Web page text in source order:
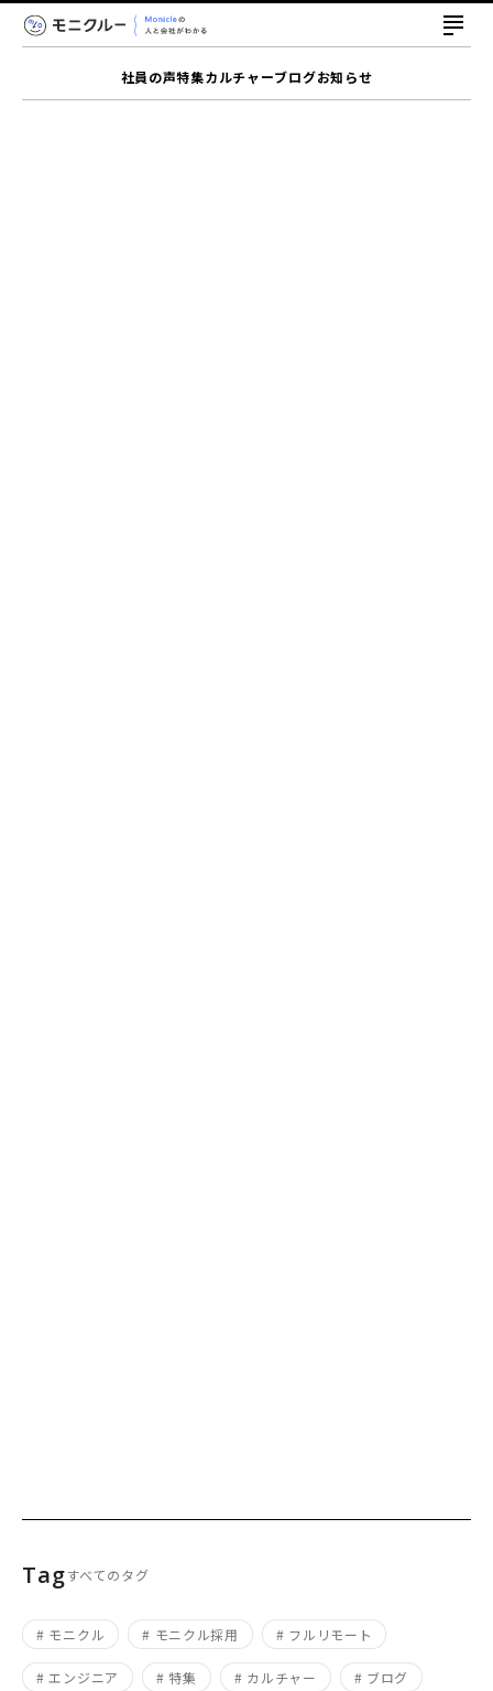
社員の声特集カルチャーブログお知らせ
Tagすべてのタグ
# モニクル # モニクル採用 # フルリモート
# エンジニア # 特集 # カルチャー # ブログ